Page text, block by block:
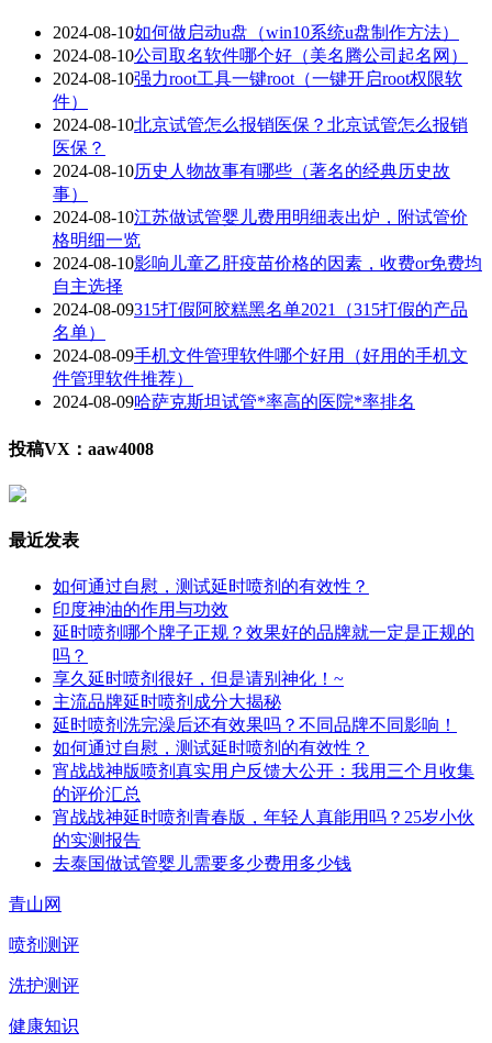
2024-08-10如何做启动u盘（win10系统u盘制作方法）
2024-08-10公司取名软件哪个好（美名腾公司起名网）
2024-08-10强力root工具一键root（一键开启root权限软
件）
2024-08-10北京试管怎么报销医保？北京试管怎么报销
医保？
2024-08-10历史人物故事有哪些（著名的经典历史故
事）
2024-08-10江苏做试管婴儿费用明细表出炉，附试管价
格明细一览
2024-08-10影响儿童乙肝疫苗价格的因素，收费or免费均
自主选择
2024-08-09315打假阿胶糕黑名单2021（315打假的产品
名单）
2024-08-09手机文件管理软件哪个好用（好用的手机文
件管理软件推荐）
2024-08-09哈萨克斯坦试管*率高的医院*率排名
投稿VX：aaw4008
最近发表
如何通过自慰，测试延时喷剂的有效性？
印度神油的作用与功效
延时喷剂哪个牌子正规？效果好的品牌就一定是正规的
吗？
享久延时喷剂很好，但是请别神化！~
主流品牌延时喷剂成分大揭秘
延时喷剂洗完澡后还有效果吗？不同品牌不同影响！
如何通过自慰，测试延时喷剂的有效性？
宵战战神版喷剂真实用户反馈大公开：我用三个月收集
的评价汇总
宵战战神延时喷剂青春版，年轻人真能用吗？25岁小伙
的实测报告
去泰国做试管婴儿需要多少费用多少钱
青山网
喷剂测评
洗护测评
健康知识